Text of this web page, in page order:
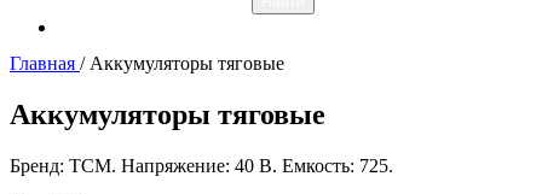
Главная / Аккумуляторы тяговые
Аккумуляторы тяговые
Бренд: TCM. Напряжение: 40 В. Емкость: 725.